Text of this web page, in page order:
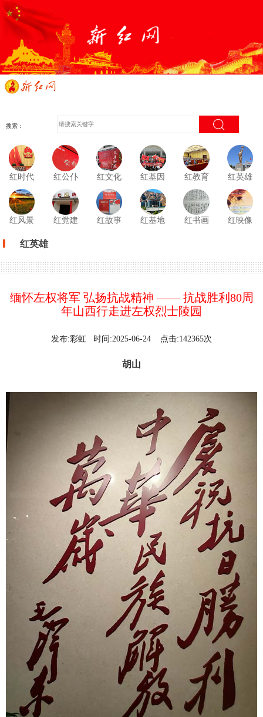
搜索：
红时代 红公仆 红文化 红基因 红教育 红英雄
红风景 红党建 红故事 红基地 红书画 红映像
红英雄
缅怀左权将军 弘扬抗战精神 —— 抗战胜利80周
年山西行走进左权烈士陵园
发布:彩虹 时间:2025-06-24 点击:142365次
胡山